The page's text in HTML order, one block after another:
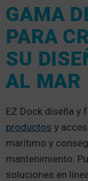
GAMA
PARA
SU
AL MAR
EZ Dock diseña y
productos y
marítimo y
mantenimiento.
soluciones en